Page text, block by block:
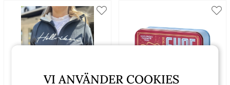
VI ANVÄNDER COOKIES